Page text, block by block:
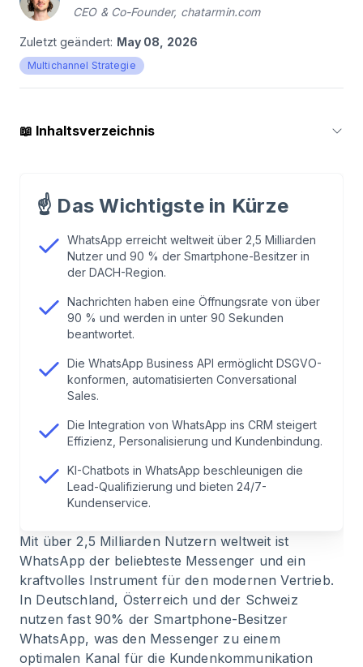
CEO & Co-Founder, chatarmin.com
Zuletzt geändert: May 08, 2026
Multichannel Strategie
📖 Inhaltsverzeichnis
Conversational Marketing : Der neue Weg zum
Verkaufserfolg
WhatsApp im Vertrieb
optimales Kundenerlebnis
Herausforderungen und Lösungen bei der
Implementierung von WhatsApp im Vertrieb
.Fazit
Sales weiterentwickeln wird
8. FAQ
9.Herausforderungen und Lösungen bei der
Implementierung von WhatsApp im Vertrieb
☝️ Das Wichtigste in Kürze
WhatsApp erreicht weltweit über 2,5 Milliarden
Nutzer und 90 % der Smartphone-Besitzer in
der DACH-Region.
Nachrichten haben eine Öffnungsrate von über
90 % und werden in unter 90 Sekunden
beantwortet.
Die WhatsApp Business API ermöglicht DSGVO-
konformen, automatisierten Conversational
Sales.
Die Integration von WhatsApp ins CRM steigert
Effizienz, Personalisierung und Kundenbindung.
KI-Chatbots in WhatsApp beschleunigen die
Lead-Qualifizierung und bieten 24/7-
Kundenservice.
Mit über 2,5 Milliarden Nutzern weltweit ist
WhatsApp der beliebteste Messenger und ein
kraftvolles Instrument für den modernen Vertrieb.
In Deutschland, Österreich und der Schweiz
nutzen fast 90% der Smartphone-Besitzer
WhatsApp, was den Messenger zu einem
optimalen Kanal für die Kundenkommunikation